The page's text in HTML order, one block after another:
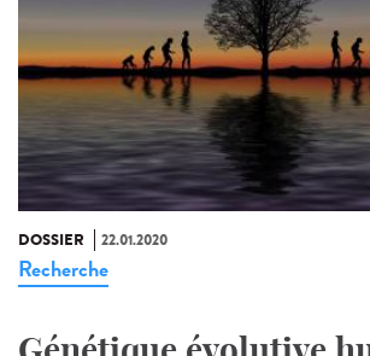
DOSSIER 22.01.2020
Recherche